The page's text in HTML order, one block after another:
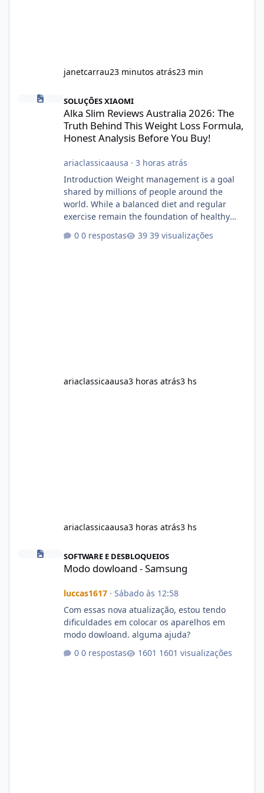
janetcarrau23 minutos atrás23 min
Alka Slim Reviews Australia 2026: The Truth Behind This
SOLUÇÕES XIAOMI
Alka Slim Reviews Australia 2026: The
Truth Behind This Weight Loss Formula,
Honest Analysis Before You Buy!
ariaclassicaausa · 3 horas atrás
Introduction Weight management is a goal
shared by millions of people around the
world. While a balanced diet and regular
exercise remain the foundation of healthy
dietary supplements for additional support.
0 respostas 39 visualizações
ariaclassicaausa3 horas atrás3 hs
ariaclassicaausa3 horas atrás3 hs
SOFTWARE E DESBLOQUEIOS
Modo dowloand - Samsung
luccas1617· Sábado às 12:58
Com essas nova atualização, estou tendo
dificuldades em colocar os aparelhos em
modo dowloand. alguma ajuda?
0 respostas
1601 visualizações